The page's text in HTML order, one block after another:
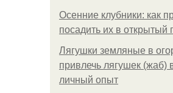
Осенние клубники: как
посадить их в открытый
Лягушки земляные в
привлечь лягушек (жаб)
личный опыт